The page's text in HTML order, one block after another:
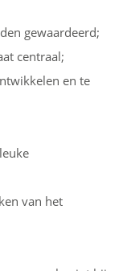
gewaardeerd;
centraal;
en te
van het